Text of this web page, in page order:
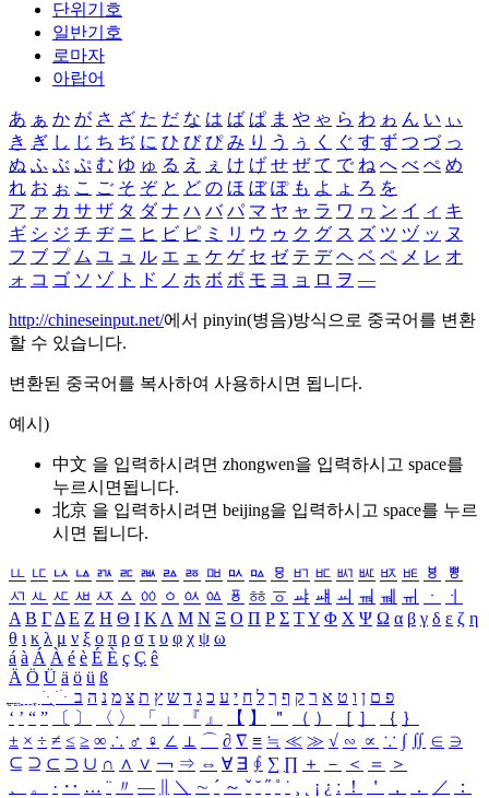
단위기호
일반기호
로마자
아랍어
あ ぁ か が さ ざ た だ な は ば ぱ ま や ゃ ら わ ゎ ん い ぃ
き ぎ し じ ち ぢ に ひ び ぴ み り う ぅ く ぐ す ず つ づ っ
ぬ ふ ぶ ぷ む ゆ ゅ る え ぇ け げ せ ぜ て で ね へ べ ぺ め
れ お ぉ こ ご そ ぞ と ど の ほ ぼ ぽ も よ ょ ろ を
ア ァ カ サ ザ タ ダ ナ ハ バ パ マ ヤ ャ ラ ワ ヮ ン イ ィ キ
ギ シ ジ チ ヂ ニ ヒ ビ ピ ミ リ ウ ゥ ク グ ス ズ ツ ヅ ッ ヌ
フ ブ プ ム ユ ュ ル エ ェ ケ ゲ セ ゼ テ デ ヘ ベ ペ メ レ オ
ォ コ ゴ ソ ゾ ト ド ノ ホ ボ ポ モ ヨ ョ ロ ヲ ―
http://chineseinput.net/에서 pinyin(병음)방식으로 중국어를 변환
할 수 있습니다.
변환된 중국어를 복사하여 사용하시면 됩니다.
예시)
中文 을 입력하시려면 zhongwen을 입력하시고 space를
누르시면됩니다.
北京 을 입력하시려면 beijing을 입력하시고 space를 누르
시면 됩니다.
ㅥ ㅦ ㅧ ㅨ ㅩ ㅪ ㅫ ㅬ ㅭ ㅮ ㅯ ㅰ ㅱ ㅲ ㅳ ㅴ ㅵ ㅶ ㅷ ㅸ
ㅹ
ㅺ ㅻ ㅼ ㅽ ㅾ ㅿ ㆀ ㆁ ㆂ ㆃ ㆄ ㆅ ㆆ ㆇ ㆈ ㆉ ㆊ ㆋ ㆌ ㆍ
ㆎ
Α Β ΓΔ Ε Ζ Η Θ Ι ΚΛ Μ Ν Ξ Ο Π Ρ Σ ΤΥ Φ Χ Ψ Ω α β γ δ ε ζ η
θ ι κ λ μ ν ξ ο π ρ σ τ υ φ χ ψ ω
á à Á À é è É È ç Ç ê
Ä Ö Ü ä ö ü ß
ִֶֹ ֻּ ׁׂ פ ם ן ו ט א ר ק ף ך ל ח י ע כ ג ד ש ץ ת צ מ נ ה ב
‘ ’ “ ” 〔 〕 〈 〉 「 」 『 』 【 】 ＂ （ ） ［ ］ ｛ ｝
± × ÷ ≠ ≤ ≥ ∞ ∴ ♂ ♀ ∠ ⊥ ⌒ ∂ ∇ ≡ ≒ ≪ ≫ √ ∽ ∝ ∵ ∫ ∬ ∈ ∋
⊆ ⊇ ⊂ ⊃ ∪ ∩ ∧ ∨ ￢ ⇒ ⇔ ∀ ∃ ∮ ∑ ∏ ＋ － ＜ ＝
＞
、
。 · ‥ … ¨ 〃 ― ＼ ∼ ´ ～ ˇ ˘ ˝ ˚ ˙ ¸ ¡ ¿ ː ！ ＇ ， ． ／
：